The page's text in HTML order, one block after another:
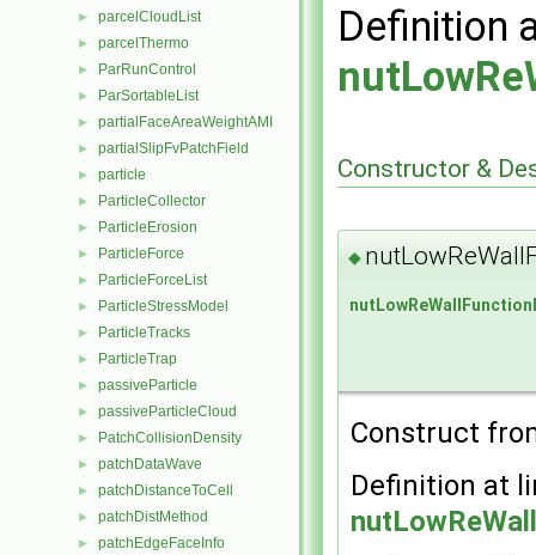
► parcelCloudList
► parcelThermo
► ParRunControl
► ParSortableList
► partialFaceAreaWeightAMI
► partialSlipFvPatchField
► particle
► ParticleCollector
► ParticleErosion
► ParticleForce
► ParticleForceList
► ParticleStressModel
► ParticleTracks
► ParticleTrap
► passiveParticle
► passiveParticleCloud
► PatchCollisionDensity
► patchDataWave
► patchDistanceToCell
► patchDistMethod
► patchEdgeFaceInfo
Definition
Constructor &
◆
Construct
Definition at